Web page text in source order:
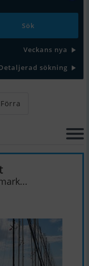
Veckans nya
sökning
Förra